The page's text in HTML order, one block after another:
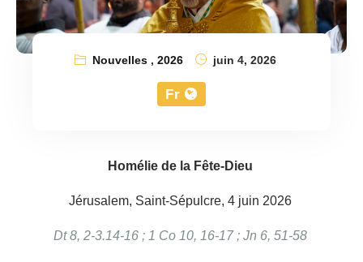
Nouvelles,2026 juin 4, 2026
Fr
Homélie de la Fête-Dieu
Jérusalem, Saint-Sépulcre, 4 juin 2026
Dt 8, 2-3.14-16 ; 1 Co 10, 16-17 ; Jn 6, 51-58